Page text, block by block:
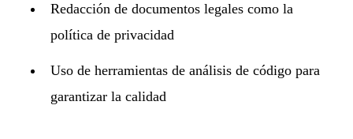
Redacción de documentos legales como la
política de privacidad
Uso de herramientas de análisis de código para
garantizar la calidad